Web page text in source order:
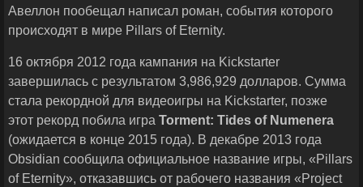
Авеллон пообещал написал роман, события которого
происходят в мире Pillars of Eternity.
16 октября 2012 года кампания на Kickstarter
завершилась с результатом 3,986,929 долларов. Сумма
стала рекордной для видеоигры на Kickstarter, позже
этот рекорд побила игра Torment: Tides of Numenera
(ожидается в конце 2015 года). В декабре 2013 года
Obsidian сообщила официальное название игры, «Pillars
of Eternity», отказавшись от рабочего названия «Project